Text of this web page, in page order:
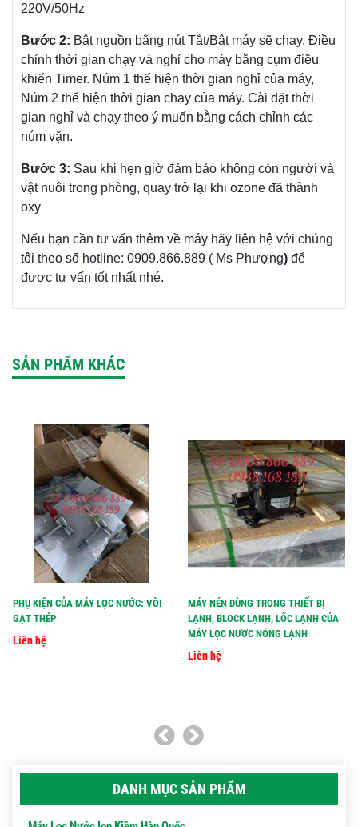
220V/50Hz
Bước 2: Bật nguồn bằng nút Tắt/Bật máy sẽ chạy. Điều
chỉnh thời gian chạy và nghỉ cho máy bằng cụm điều
khiển Timer. Núm 1 thể hiện thời gian nghỉ của máy,
Núm 2 thể hiện thời gian chạy của máy. Cài đặt thời
gian nghỉ và chạy theo ý muốn bằng cách chỉnh các
núm vặn.
Bước 3: Sau khi hẹn giờ đảm bảo không còn người và
vật nuôi trong phòng, quay trở lại khi ozone đã thành
oxy
Nếu bạn cần tư vấn thêm về máy hãy liên hệ với chúng
tôi theo số hotline: 0909.866.889 ( Ms Phượng) để
được tư vấn tốt nhất nhé.
SẢN PHẨM KHÁC
PHỤ KIỆN CỦA MÁY LỌC NƯỚC: VÒI
GẠT THÉP
Liên hệ
MÁY NÉN DÙNG TRONG THIẾT BỊ
LẠNH, BLOCK LẠNH, LỐC LẠNH CỦA
MÁY LỌC NƯỚC NÓNG LẠNH
Liên hệ
DANH MỤC SẢN PHẨM